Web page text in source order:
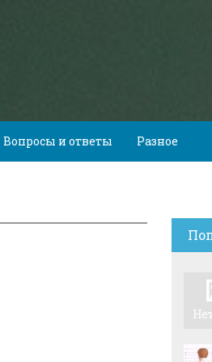
Вопросы и ответы Разное